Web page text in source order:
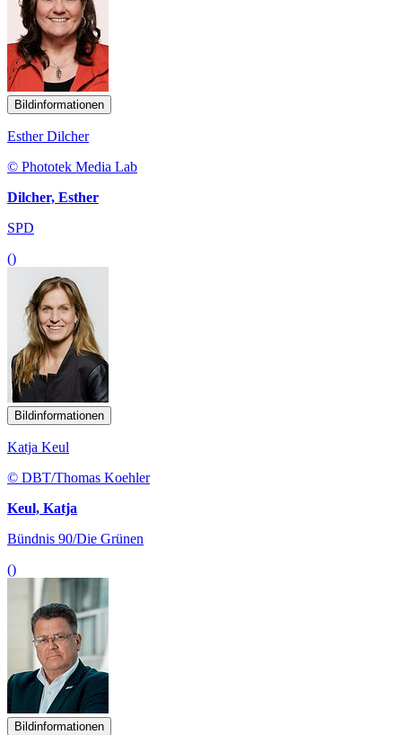
Bildinformationen
Esther Dilcher
© Phototek Media Lab
Dilcher, Esther
SPD
()
Bildinformationen
Katja Keul
© DBT/Thomas Koehler
Keul, Katja
Bündnis 90/Die Grünen
()
Bildinformationen